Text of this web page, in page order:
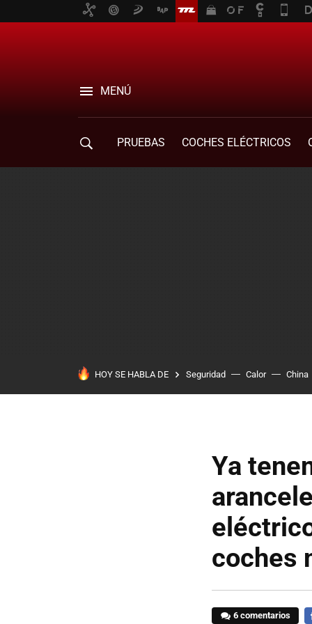
MENÚ
PRUEBAS COCHES ELÉCTRICOS
HOY SE HABLA DE Seguridad Calor China
Ya
coches
6 comentarios